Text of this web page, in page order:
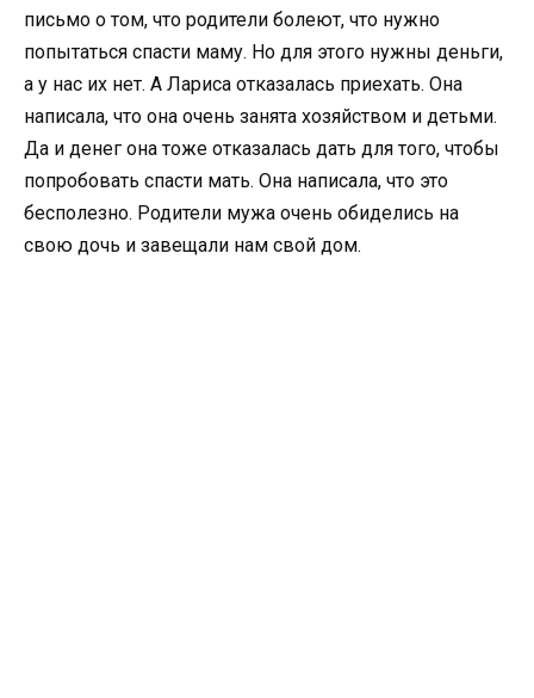
письмо о том, что родители болеют, что нужно
попытаться спасти маму. Но для этого нужны деньги,
а у нас их нет. А Лариса отказалась приехать. Она
написала, что она очень занята хозяйством и детьми.
Да и денег она тоже отказалась дать для того, чтобы
попробовать спасти мать. Она написала, что это
бесполезно. Родители мужа очень обиделись на
свою дочь и завещали нам свой дом.